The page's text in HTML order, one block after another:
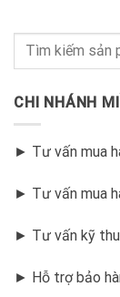
CHI NHÁNH
► Tư vấn mua
► Tư vấn mua
► Tư vấn kỹ
► Hỗ trợ bảo